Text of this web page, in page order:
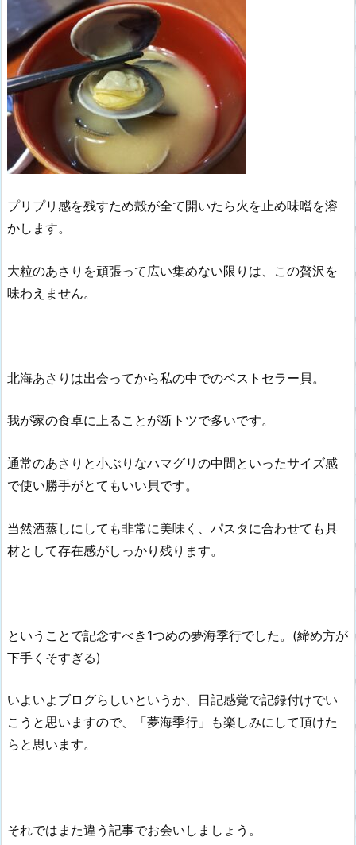
プリプリ感を残すため殻が全て開いたら火を止め味噌を溶
かします。
大粒のあさりを頑張って広い集めない限りは、この贅沢を
味わえません。
北海あさりは出会ってから私の中でのベストセラー貝。
我が家の食卓に上ることが断トツで多いです。
通常のあさりと小ぶりなハマグリの中間といったサイズ感
で使い勝手がとてもいい貝です。
当然酒蒸しにしても非常に美味く、パスタに合わせても具
材として存在感がしっかり残ります。
ということで記念すべき1つめの夢海季行でした。(締め方が
下手くそすぎる)
いよいよブログらしいというか、日記感覚で記録付けでい
こうと思いますので、「夢海季行」も楽しみにして頂けた
らと思います。
それではまた違う記事でお会いしましょう。